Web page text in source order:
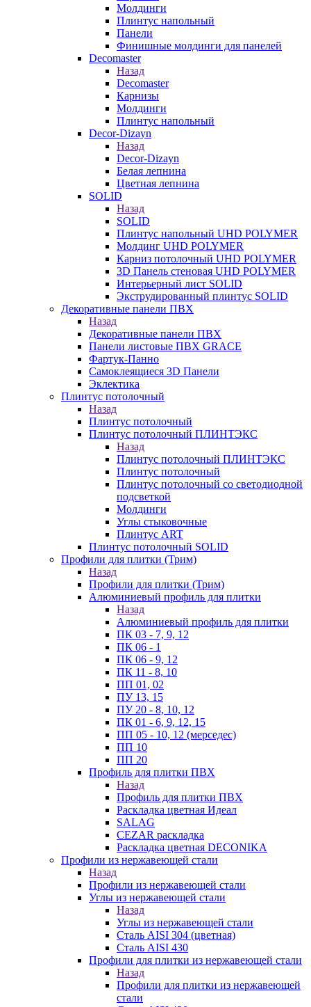
Молдинги
Плинтус напольный
Панели
Финишные молдинги для панелей
Decomaster
Назад
Decomaster
Карнизы
Молдинги
Плинтус напольный
Decor-Dizayn
Назад
Decor-Dizayn
Белая лепнина
Цветная лепнина
SOLID
Назад
SOLID
Плинтус напольный UHD POLYMER
Молдинг UHD POLYMER
Карниз потолочный UHD POLYMER
3D Панель стеновая UHD POLYMER
Интерьерный лист SOLID
Экструдированный плинтус SOLID
Декоративные панели ПВХ
Назад
Декоративные панели ПВХ
Панели листовые ПВХ GRACE
Фартук-Панно
Самоклеящиеся 3D Панели
Эклектика
Плинтус потолочный
Назад
Плинтус потолочный
Плинтус потолочный ПЛИНТЭКС
Назад
Плинтус потолочный ПЛИНТЭКС
Плинтус потолочный
Плинтус потолочный со светодиодной
подсветкой
Молдинги
Углы стыковочные
Плинтус ART
Плинтус потолочный SOLID
Профили для плитки (Трим)
Назад
Профили для плитки (Трим)
Алюминиевый профиль для плитки
Назад
Алюминиевый профиль для плитки
ПК 03 - 7, 9, 12
ПК 06 - 1
ПК 06 - 9, 12
ПК 11 - 8, 10
ПП 01, 02
ПУ 13, 15
ПУ 20 - 8, 10, 12
ПК 01 - 6, 9, 12, 15
ПП 05 - 10, 12 (мерседес)
ПП 10
ПП 20
Профиль для плитки ПВХ
Назад
Профиль для плитки ПВХ
Раскладка цветная Идеал
SALAG
CEZAR раскладка
Раскладка цветная DECONIKA
Профили из нержавеющей стали
Назад
Профили из нержавеющей стали
Углы из нержавеющей стали
Назад
Углы из нержавеющей стали
Сталь AISI 304 (цветная)
Сталь AISI 430
Профили для плитки из нержавеющей стали
Назад
Профили для плитки из нержавеющей
стали